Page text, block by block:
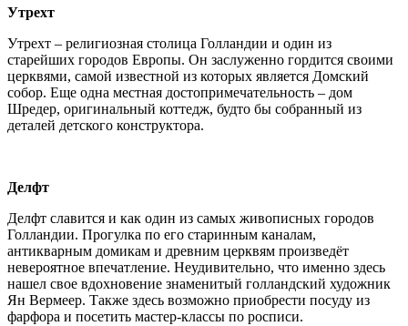
Утрехт
Утрехт – религиозная столица Голландии и один из
старейших городов Европы. Он заслуженно гордится своими
церквями, самой известной из которых является Домский
собор. Еще одна местная достопримечательность – дом
Шредер, оригинальный коттедж, будто бы собранный из
деталей детского конструктора.
Делфт
Делфт славится и как один из самых живописных городов
Голландии. Прогулка по его старинным каналам,
антикварным домикам и древним церквям произведёт
невероятное впечатление. Неудивительно, что именно здесь
нашел свое вдохновение знаменитый голландский художник
Ян Вермеер. Также здесь возможно приобрести посуду из
фарфора и посетить мастер-классы по росписи.